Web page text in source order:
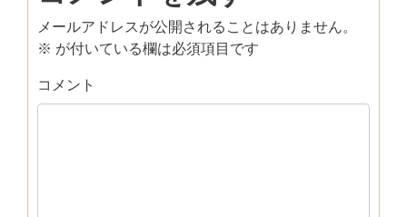
メールアドレスが公開されることはありません。
※ が付いている欄は必須項目です
コメント